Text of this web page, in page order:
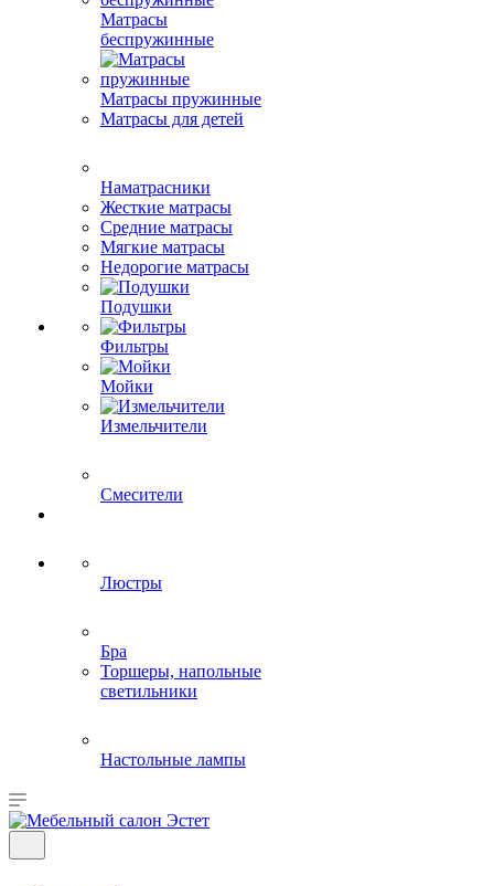
Матрасы
беспружинные
Матрасы пружинные
Матрасы для детей
Наматрасники
Жесткие матрасы
Средние матрасы
Мягкие матрасы
Недорогие матрасы
Подушки
Фильтры
Мойки
Измельчители
Смесители
Люстры
Бра
Торшеры, напольные
светильники
Настольные лампы